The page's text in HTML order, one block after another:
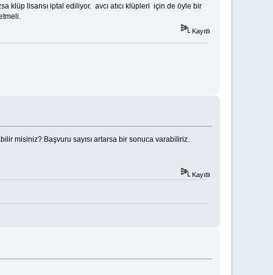
klüp lisansı iptal ediliyor. avcı atıcı klüpleri için de öyle bir
Kayıtlı
misiniz? Başvuru sayısı artarsa bir sonuca varabiliriz.
Kayıtlı